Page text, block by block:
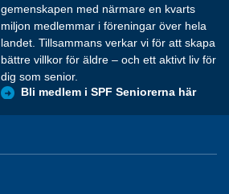
gemenskapen med närmare en kvarts
miljon medlemmar i föreningar över hela
landet. Tillsammans verkar vi för att skapa
bättre villkor för äldre – och ett aktivt liv för
dig som senior.
Bli medlem i SPF Seniorerna här